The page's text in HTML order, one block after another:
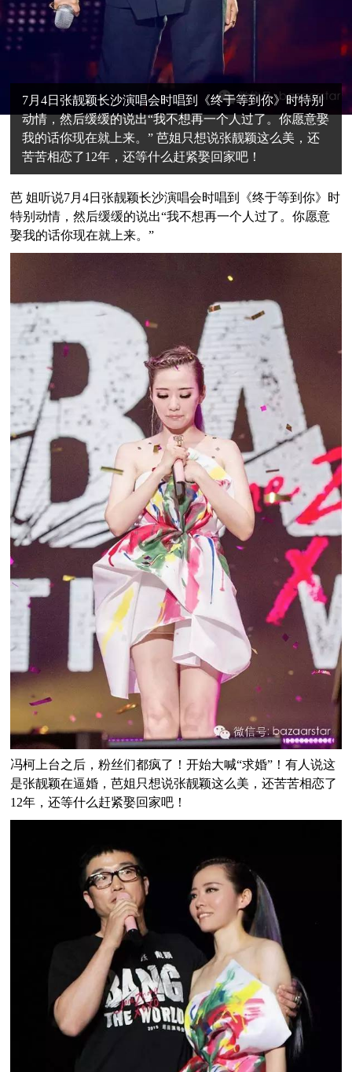
7月4日张靓颖长沙演唱会时唱到《终于等到你》时特别
动情，然后缓缓的说出“我不想再一个人过了。你愿意娶
我的话你现在就上来。” 芭姐只想说张靓颖这么美，还
苦苦相恋了12年，还等什么赶紧娶回家吧！
芭 姐听说7月4日张靓颖长沙演唱会时唱到《终于等到你》时
特别动情，然后缓缓的说出“我不想再一个人过了。你愿意
娶我的话你现在就上来。”
冯柯上台之后，粉丝们都疯了！开始大喊“求婚”！有人说这
是张靓颖在逼婚，芭姐只想说张靓颖这么美，还苦苦相恋了
12年，还等什么赶紧娶回家吧！